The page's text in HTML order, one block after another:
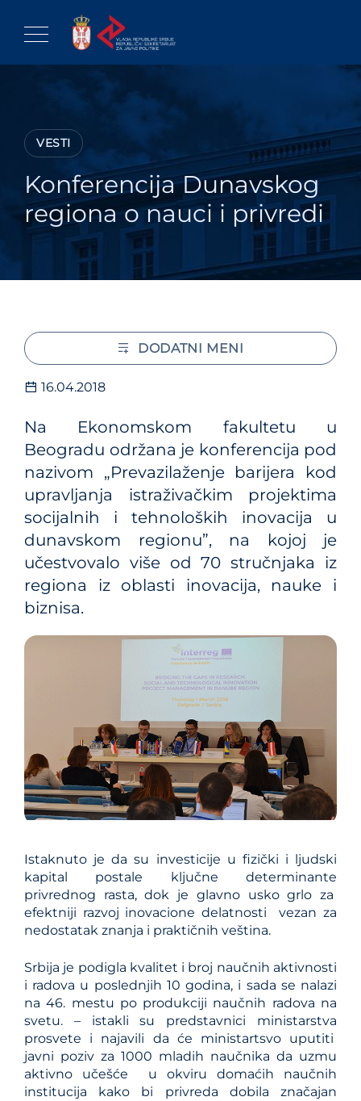
content
VESTI
Konferencija Dunavskog
regiona o nauci i privredi
16.04.2018
Na Ekonomskom fakultetu u
Beogradu održana je konferencija pod
nazivom „Prevazilaženje barijera kod
upravljanja istraživačkim projektima
socijalnih i tehnoloških inovacija u
dunavskom regionu”, na kojoj je
učestvovalo više od 70 stručnjaka iz
regiona iz oblasti inovacija, nauke i
biznisa.
Istaknuto je da su investicije u fizički i ljudski
kapital postale ključne determinante
privrednog rasta, dok je glavno usko grlo za
efektniji razvoj inovacione delatnosti vezan za
nedostatak znanja i praktičnih veština.
Srbija je podigla kvalitet i broj naučnih aktivnosti
i radova u poslednjih 10 godina, i sada se nalazi
na 46. mestu po produkciji naučnih radova na
svetu. – istakli su predstavnici ministarstva
prosvete i najavili da će ministartsvo uputiti
javni poziv za 1000 mladih naučnika da uzmu
aktivno učešće u okviru domaćih naučnih
institucija kako bi privreda dobila značajan
DODATNI MENI